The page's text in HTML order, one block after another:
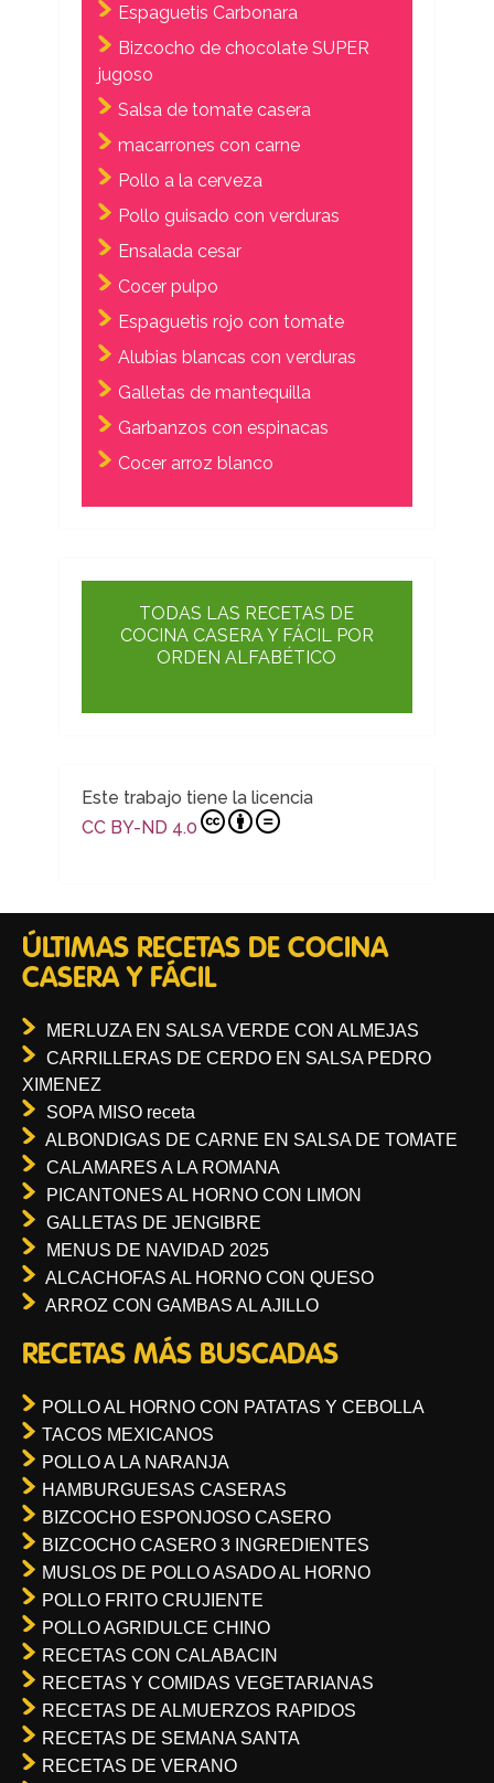
Espaguetis Carbonara
Bizcocho de chocolate SUPER
jugoso
Salsa de tomate casera
macarrones con carne
Pollo a la cerveza
Pollo guisado con verduras
Ensalada cesar
Cocer pulpo
Espaguetis rojo con tomate
Alubias blancas con verduras
Galletas de mantequilla
Garbanzos con espinacas
Cocer arroz blanco
TODAS LAS RECETAS DE
COCINA CASERA Y FÁCIL POR
ORDEN ALFABÉTICO
Este trabajo tiene la licencia
CC BY-ND 4.0
ÚLTIMAS RECETAS DE COCINA
CASERA Y FÁCIL
MERLUZA EN SALSA VERDE CON ALMEJAS
CARRILLERAS DE CERDO EN SALSA PEDRO
XIMENEZ
SOPA MISO receta
ALBONDIGAS DE CARNE EN SALSA DE TOMATE
CALAMARES A LA ROMANA
PICANTONES AL HORNO CON LIMON
GALLETAS DE JENGIBRE
MENUS DE NAVIDAD 2025
ALCACHOFAS AL HORNO CON QUESO
ARROZ CON GAMBAS AL AJILLO
RECETAS MÁS BUSCADAS
POLLO AL HORNO CON PATATAS Y CEBOLLA
TACOS MEXICANOS
POLLO A LA NARANJA
HAMBURGUESAS CASERAS
BIZCOCHO ESPONJOSO CASERO
BIZCOCHO CASERO 3 INGREDIENTES
MUSLOS DE POLLO ASADO AL HORNO
POLLO FRITO CRUJIENTE
POLLO AGRIDULCE CHINO
RECETAS CON CALABACIN
RECETAS Y COMIDAS VEGETARIANAS
RECETAS DE ALMUERZOS RAPIDOS
RECETAS DE SEMANA SANTA
RECETAS DE VERANO